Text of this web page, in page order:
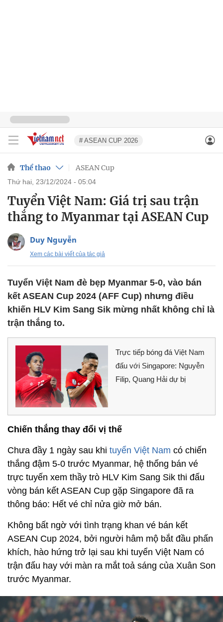
# ASEAN CUP 2026
Thể thao ASEAN Cup
thứ hai, 23/12/2024 - 05:04
Tuyển Việt Nam: Giá trị sau trận
thắng to Myanmar tại ASEAN Cup
Duy Nguyễn
Xem các bài viết của tác giả
Tuyển Việt Nam đè bẹp Myanmar 5-0, vào bán
kết ASEAN Cup 2024 (AFF Cup) nhưng điều
khiến HLV Kim Sang Sik mừng nhất không chỉ là
trận thắng to.
Trực tiếp bóng đá Việt Nam
đấu với Singapore: Nguyễn
Filip, Quang Hải dự bị
Chiến thắng thay đổi vị thế
Chưa đầy 1 ngày sau khi tuyển Việt Nam có chiến
thắng đậm 5-0 trước Myanmar, hệ thống bán vé
trực tuyến xem thầy trò HLV Kim Sang Sik thi đấu
vòng bán kết ASEAN Cup gặp Singapore đã ra
thông báo: Hết vé chỉ nửa giờ mở bán.
Không bất ngờ với tình trạng khan vé bán kết
ASEAN Cup 2024, bởi người hâm mộ bắt đầu phấn
khích, hào hứng trở lại sau khi tuyển Việt Nam có
trận đấu hay với màn ra mắt toả sáng của Xuân Son
trước Myanmar.